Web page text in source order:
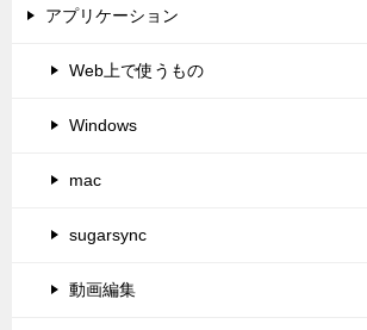
アプリケーション
Web上で使うもの
Windows
mac
sugarsync
動画編集